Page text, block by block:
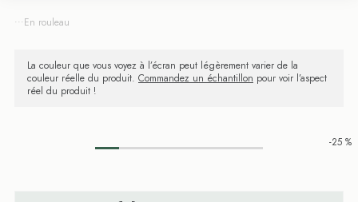
...En rouleau
La couleur que vous voyez à l’écran peut légèrement varier de la
couleur réelle du produit. Commandez un échantillon pour voir l’aspect
réel du produit !
-25 %